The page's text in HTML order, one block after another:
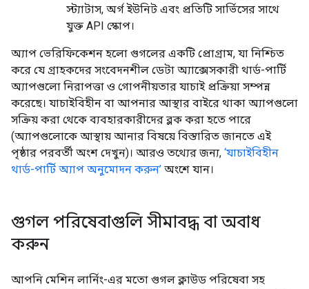
স্ট্যাটাস, অর্গ ইউনিট এবং প্রতিটি সার্ভিসের সাথে
যুক্ত API স্কোপ।
অ্যাপ ভেরিফিকেশন হলো গুগলের একটি প্রোগ্রাম, যা নিশ্চিত
করে যে গ্রাহকদের সংবেদনশীল ডেটা অ্যাক্সেসকারী থার্ড-পার্টি
অ্যাপগুলো নিরাপত্তা ও গোপনীয়তার যাচাই প্রক্রিয়া সম্পন্ন
করেছে। যাচাইবিহীন বা আপনার আস্থার বাইরে থাকা অ্যাপগুলো
সক্রিয় করা থেকে ব্যবহারকারীদের ব্লক করা হতে পারে
(অ্যাপগুলোকে আস্থায় আনার বিষয়ে বিস্তারিত জানতে এই
পৃষ্ঠার পরবর্তী অংশ দেখুন)। আরও তথ্যের জন্য, ‘যাচাইবিহীন
থার্ড-পার্টি অ্যাপ অনুমোদন করুন’ অংশে যান।
গুগল পরিষেবাগুলি সীমাবদ্ধ বা অবাধ
করুন
আপনি মেশিন লার্নিং-এর মতো গুগল ক্লাউড পরিষেবা সহ